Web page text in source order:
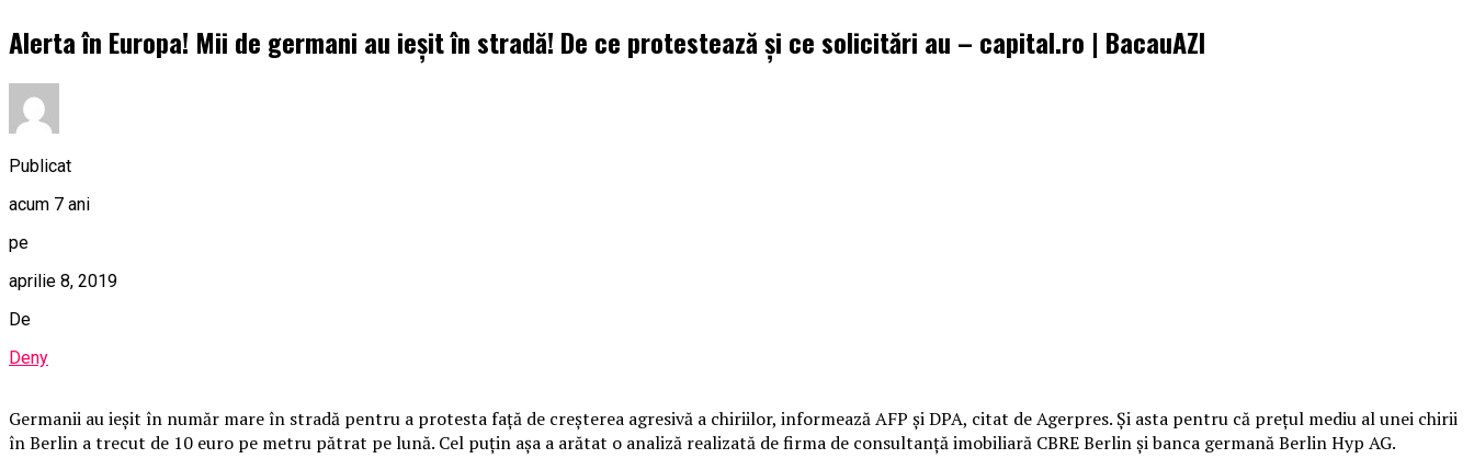
Alerta în Europa! Mii de germani au ieșit în stradă! De ce protestează și ce solicitări au – capital.ro | BacauAZI
Publicat
acum 7 ani
pe
aprilie 8, 2019
De
Deny
Germanii au ieșit în număr mare în stradă pentru a protesta faţă de creşterea agresivă a chiriilor, informează AFP şi DPA, citat de Agerpres. Și asta pentru că preţul mediu al unei chirii
în Berlin a trecut de 10 euro pe metru pătrat pe lună. Cel puțin așa a arătat o analiză realizată de firma de consultanţă imobiliară CBRE Berlin şi banca germană Berlin Hyp AG.